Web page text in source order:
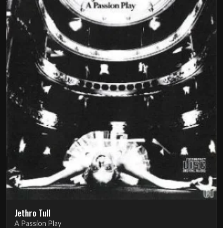
Jethro Tull
A Passion Play